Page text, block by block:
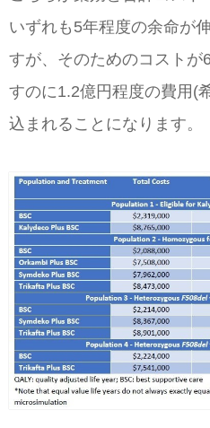
いずれも5年程度の余命が
すが、そのためのコストが
すのに1.2億円程度の費用(
込まれることになります。